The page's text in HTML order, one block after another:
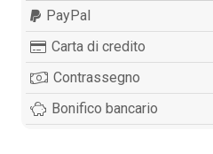
PayPal
Carta di credito
Contrassegno
Bonifico bancario